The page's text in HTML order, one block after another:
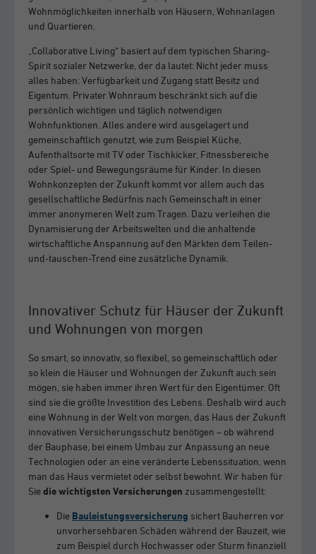
Wohnmöglichkeiten innerhalb von Häusern, Wohnanlagen
und Quartieren.
„Collaborative Living“ basiert auf dem typischen Sharing-
Spirit sozialer Netzwerke, der da lautet: Nicht jeder muss
alles haben: Verfügbarkeit und Zugang statt Besitz und
Eigentum. Privater Wohnraum beschränkt sich auf die
persönlich wichtigen und täglich notwendigen
Wohnfunktionen. Alles andere wird ausgelagert und
gemeinschaftlich genutzt, wie zum Beispiel Küche,
Aufenthaltsorte mit TV oder Tischkicker, Fitnessbereiche
oder Spiel- und Bewegungsräume für Kinder. In diesen
Wohnkonzepten der Zukunft kommt vor allem auch das
gesellschaftliche Bedürfnis nach Gemeinschaft in einer
immer anonymeren Welt zum Tragen. Dazu verleihen die
Dynamisierung der Arbeitswelten und die anhaltende
wirtschaftliche Anspannung auf den Märkten dem Teilen-
und-tauschen-Trend eine zusätzliche Dynamik.
Innovativer Schutz für Häuser der Zukunft
und Wohnungen von morgen
So smart, so innovativ, so flexibel, so gemeinschaftlich oder
so klein die Häuser und Wohnungen der Zukunft auch sein
mögen, sie haben immer ihren Wert für den Eigentümer. Oft
sind sie die größte Investition des Lebens. Deshalb wird auch
eine Wohnung in der Welt von morgen, das Haus der Zukunft
innovativen Versicherungsschutz benötigen – ob während
der Bauphase, bei einem Umbau zur Anpassung an neue
Technologien oder an eine veränderte Lebenssituation, wenn
man das Haus vermietet oder selbst bewohnt. Wir haben für
Siedie wichtigsten Versicherungen zusammengestellt:
Die Bauleistungsversicherung sichert Bauherren vor
unvorhersehbaren Schäden während der Bauzeit, wie
zum Beispiel durch Hochwasser oder Sturm finanziell